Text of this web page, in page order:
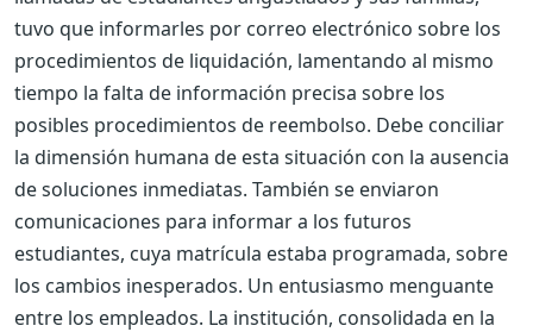
tuvo que informarles por correo electrónico sobre los
procedimientos de liquidación, lamentando al mismo
tiempo la falta de información precisa sobre los
posibles procedimientos de reembolso. Debe conciliar
la dimensión humana de esta situación con la ausencia
de soluciones inmediatas. También se enviaron
comunicaciones para informar a los futuros
estudiantes, cuya matrícula estaba programada, sobre
los cambios inesperados. Un entusiasmo menguante
entre los empleados. La institución, consolidada en la